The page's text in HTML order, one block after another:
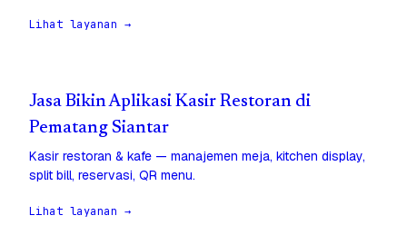
Lihat layanan →
Jasa Bikin Aplikasi Kasir Restoran di
Pematang Siantar
Kasir restoran & kafe — manajemen meja, kitchen display,
split bill, reservasi, QR menu.
Lihat layanan →